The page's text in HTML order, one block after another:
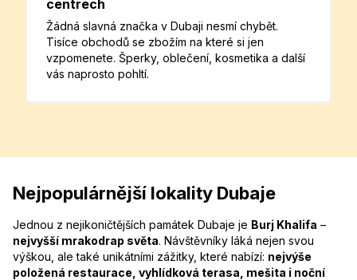
centrech
Žádná slavná značka v Dubaji nesmí chybět.
Tisíce obchodů se zbožím na které si jen
vzpomenete. Šperky, oblečení, kosmetika a další
vás naprosto pohltí.
Nejpopulárnější lokality Dubaje
Jednou z nejikoničtějších památek Dubaje je Burj Khalifa –
nejvyšší mrakodrap světa. Návštěvníky láká nejen svou
výškou, ale také unikátními zážitky, které nabízí: nejvýše
položená restaurace, vyhlídková terasa, mešita i noční